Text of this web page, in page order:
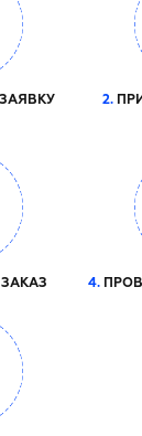
2.
4.